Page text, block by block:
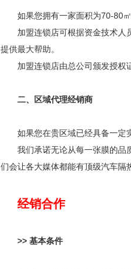
如果您拥有一家面积为70-80
加盟连锁店可根据资金技术人
提供最大帮助。
加盟连锁店由总公司颁发授权
二、区域代理经销商
如果您在贵区域已经具备一定
我们承诺无论从每一张膜的品
们会让各大媒体都能有顶级汽车隔
经销合作
>> 基本条件